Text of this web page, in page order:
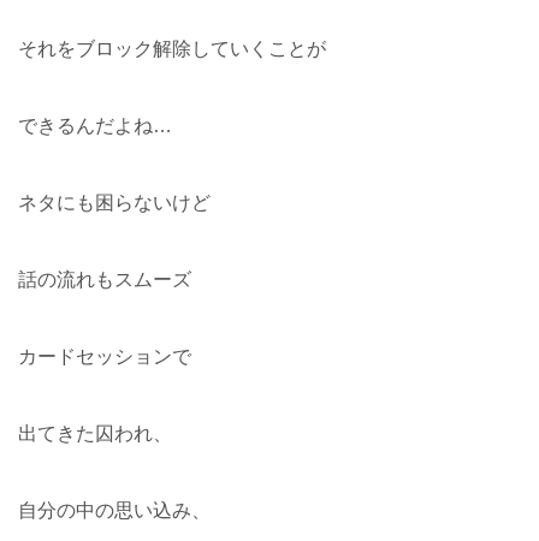
それをブロック解除していくことが
できるんだよね…
ネタにも困らないけど
話の流れもスムーズ
カードセッションで
出てきた囚われ、
自分の中の思い込み、